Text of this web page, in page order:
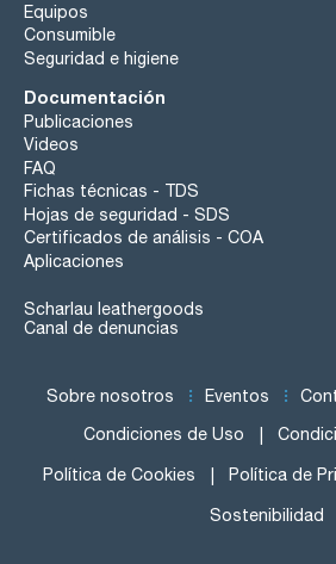
Equipos
Consumible
Seguridad e higiene
Documentación
Publicaciones
Videos
FAQ
Fichas técnicas - TDS
Hojas de seguridad - SDS
Certificados de análisis - COA
Aplicaciones
Scharlau leathergoods
Canal de denuncias
Sobre nosotros Eventos
Condiciones de Uso
Política de Cookies Política de
Sostenibilidad